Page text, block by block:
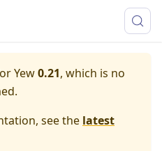
Yew0.21, which is no
see the latest